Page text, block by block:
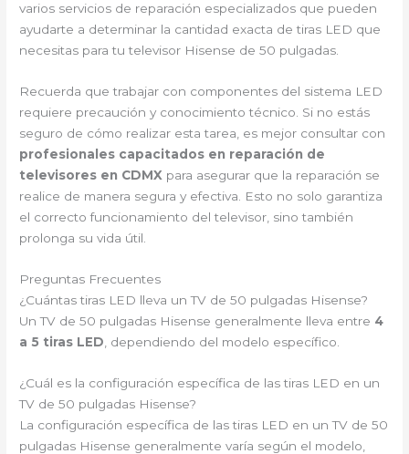
varios servicios de reparación especializados que pueden
ayudarte a determinar la cantidad exacta de tiras LED que
necesitas para tu televisor Hisense de 50 pulgadas.
Recuerda que trabajar con componentes del sistema LED
requiere precaución y conocimiento técnico. Si no estás
seguro de cómo realizar esta tarea, es mejor consultar con
profesionales capacitados en reparación de
televisores en CDMX para asegurar que la reparación se
realice de manera segura y efectiva. Esto no solo garantiza
el correcto funcionamiento del televisor, sino también
prolonga su vida útil.
Preguntas Frecuentes
¿Cuántas tiras LED lleva un TV de 50 pulgadas Hisense?
Un TV de 50 pulgadas Hisense generalmente lleva entre 4
a 5 tiras LED , dependiendo del modelo específico.
¿Cuál es la configuración específica de las tiras LED en un
TV de 50 pulgadas Hisense?
La configuración específica de las tiras LED en un TV de 50
pulgadas Hisense generalmente varía según el modelo,